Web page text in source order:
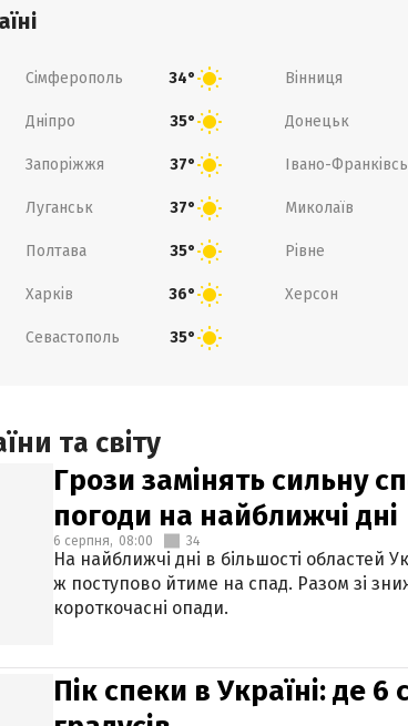
Сімферополь 34° Вінниця
Дніпро 35° Донецьк
Запоріжжя 37° Івано-
Луганськ 37° Миколаїв
Полтава 35° Рівне
Харків 36° Херсон
Севастополь 35°
та світу
Грози замінять сильну
погоди на найближчі дні
6 серпня, 08:00 34
На найближчі дні в більшості областей
ж поступово йтиме на спад. Разом зі
короткочасні опади.
Пік спеки в Україні: де 6